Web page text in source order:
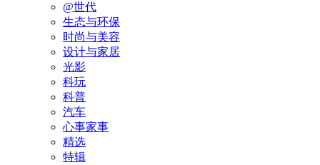
@世代
生态与环保
时尚与美容
设计与家居
光影
科玩
科普
汽车
心事家事
精选
特辑